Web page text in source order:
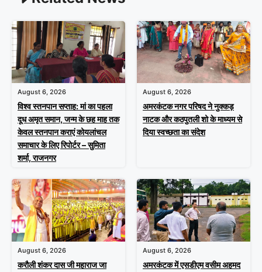
August 6, 2026
विश्व स्तनपान सप्ताह: मां का पहला
दूध अमृत समान, जन्म के छह माह तक
केवल स्तनपान कराएं कोयलांचल
समाचार के लिए रिपोर्टर – सुमिता
शर्मा, राजनगर
August 6, 2026
अमरकंटक नगर परिषद ने नुक्कड़
नाटक और कठपुतली शो के माध्यम से
दिया स्वच्छता का संदेश
August 6, 2026
करौली शंकर दास जी महाराज जा
August 6, 2026
अमरकंटक में एसडीएम वसीम अहमद